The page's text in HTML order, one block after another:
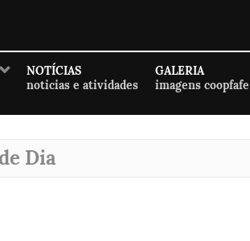
NOTÍCIAS
noticias e atividades
GALERIA
imagens coopfafe
Dia